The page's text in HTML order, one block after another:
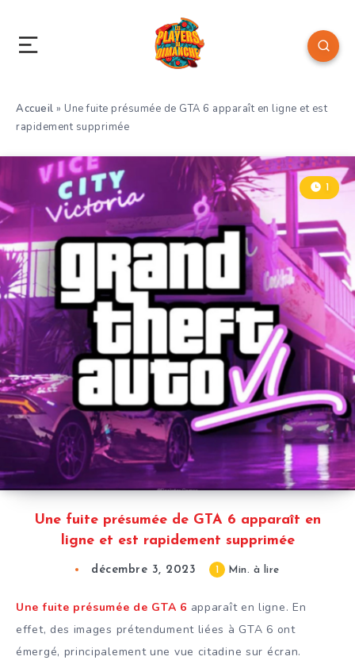
Accueil » Une fuite présumée de GTA 6 apparaît en ligne et est
rapidement supprimée
Une fuite présumée de GTA 6 apparaît en
ligne et est rapidement supprimée
1
décembre 3, 2023 1 Min. à lire
Une fuite présumée de GTA 6 apparaît en ligne. En
effet, des images prétendument liées à GTA 6 ont
émergé, principalement une vue citadine sur écran.